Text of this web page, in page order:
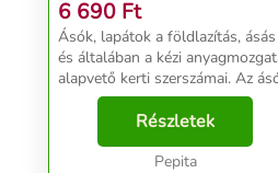
6 690 Ft
Ásók, lapátok a földlazítás, ásás
és általában a kézi
alapvető kerti szerszámai. Az ásó
a talaj lazítására és keverésére
szolgáló eszköz, főleg
kertművelésnél van szerepe,
Részletek
Pepita